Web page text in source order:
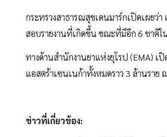
กระทรวงสาธารณสุขเดนมาร์กเปิดเผยว่
สอบรายงานที่เกิดขึ้น ขณะที่มีอีก 6 ชาติ
ทางด้านสำนักงานยาแห่งยุโรป (EMA) เ
แอสตร้าเซนเนก้าทั้งหมดราว 3 ล้านราย
ข่าวที่เกี่ยวข้อง: